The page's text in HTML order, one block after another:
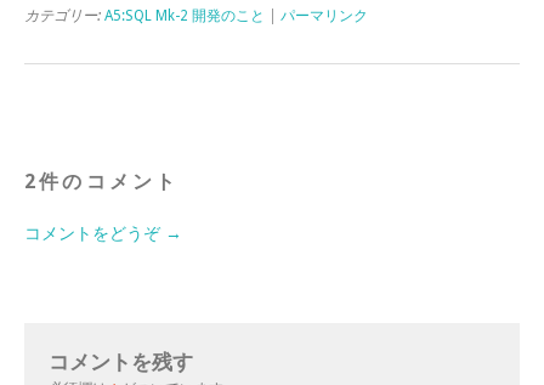
カテゴリー: A5:SQL Mk-2 開発のこと パーマリンク
2件のコメント
コメントをどうぞ →
コメントを残す